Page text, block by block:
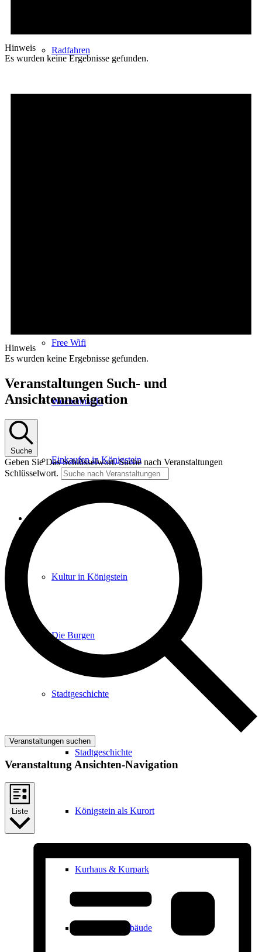
Radfahren
Free Wifi
Wochenmarkt
Einkaufen in Königstein
Kultur
Kultur in Königstein
Die Burgen
Stadtgeschichte
Stadtgeschichte
Königstein als Kurort
Kurhaus & Kurpark
Historische Gebäude
Hinweis
Es wurden keine Ergebnisse gefunden.
Hinweis
Es wurden keine Ergebnisse gefunden.
Veranstaltungen Such- und
Ansichtennavigation
Suche
Geben Sie Das Schlüsselwort. Suche nach Veranstaltungen
Schlüsselwort.
Veranstaltungen suchen
Veranstaltung Ansichten-Navigation
Liste